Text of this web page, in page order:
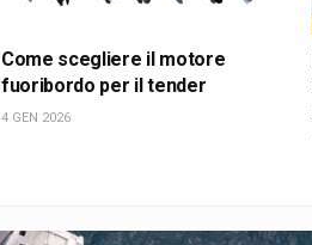
Come scegliere il motore
fuoribordo per il tender
4 GEN 2026